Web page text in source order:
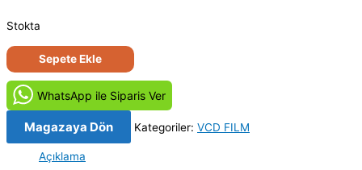
Stokta
Henry
Poole
Buradaydı
-
Henry
Poole
Sepete Ekle
WhatsApp ile Siparis Ver
Magazaya Dön Kategoriler: VCD FILM
Açıklama